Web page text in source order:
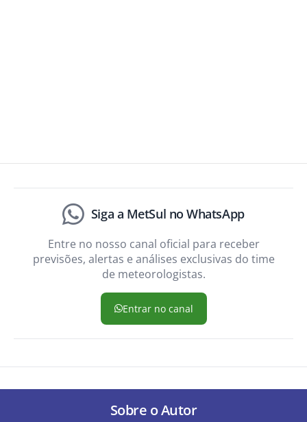
Siga a MetSul no WhatsApp
Entre no nosso canal oficial para receber
previsões, alertas e análises exclusivas do time
de meteorologistas.
Entrar no canal
Sobre o Autor